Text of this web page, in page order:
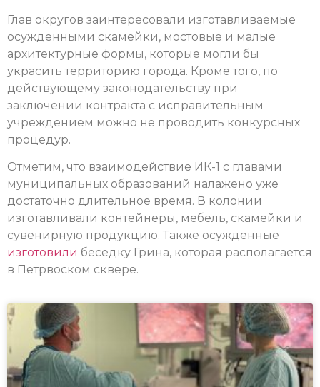
Глав округов заинтересовали изготавливаемые
осужденными скамейки, мостовые и малые
архитектурные формы, которые могли бы
украсить территорию города. Кроме того, по
действующему законодательству при
заключении контракта с исправительным
учреждением можно не проводить конкурсных
процедур.
Отметим, что взаимодействие ИК-1 с главами
муниципальных образований налажено уже
достаточно длительное время. В колонии
изготавливали контейнеры, мебель, скамейки и
сувенирную продукцию. Также осужденные
изготовили беседку Грина, которая располагается
в Петрвоском сквере.